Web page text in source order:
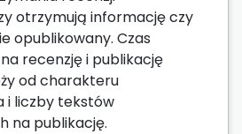
otrzymują informację czy
opublikowany. Czas
recenzję i publikację
od charakteru
i liczby tekstów
na publikację.